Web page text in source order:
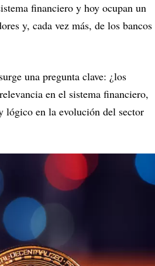
financiero y hoy ocupan un
y, cada vez más, de los bancos
una pregunta clave: ¿los
en el sistema financiero,
lógico en la evolución del sector